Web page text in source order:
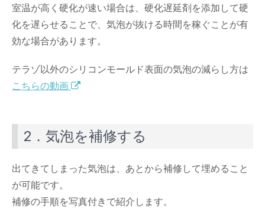
室温が高く硬化が速い場合は、硬化遅延剤を添加して硬
化を遅らせることで、気泡が抜ける時間を稼ぐことが有
効な場合があります。
テラゾ以外のシリコンモールド表面の気泡の減らし方は
こちらの動画
2．気泡を補修する
出てきてしまった気泡は、あとから補修して埋めること
が可能です。
補修の手順を写真付きで紹介します。